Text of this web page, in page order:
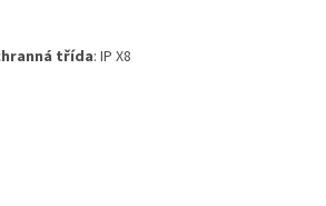
třída: IP X8